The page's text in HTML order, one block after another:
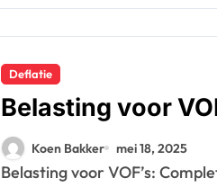
Deflatie
Belasting voor
Koen Bakker mei 18, 2025
Belasting voor VOF’s: Complete Gids voor